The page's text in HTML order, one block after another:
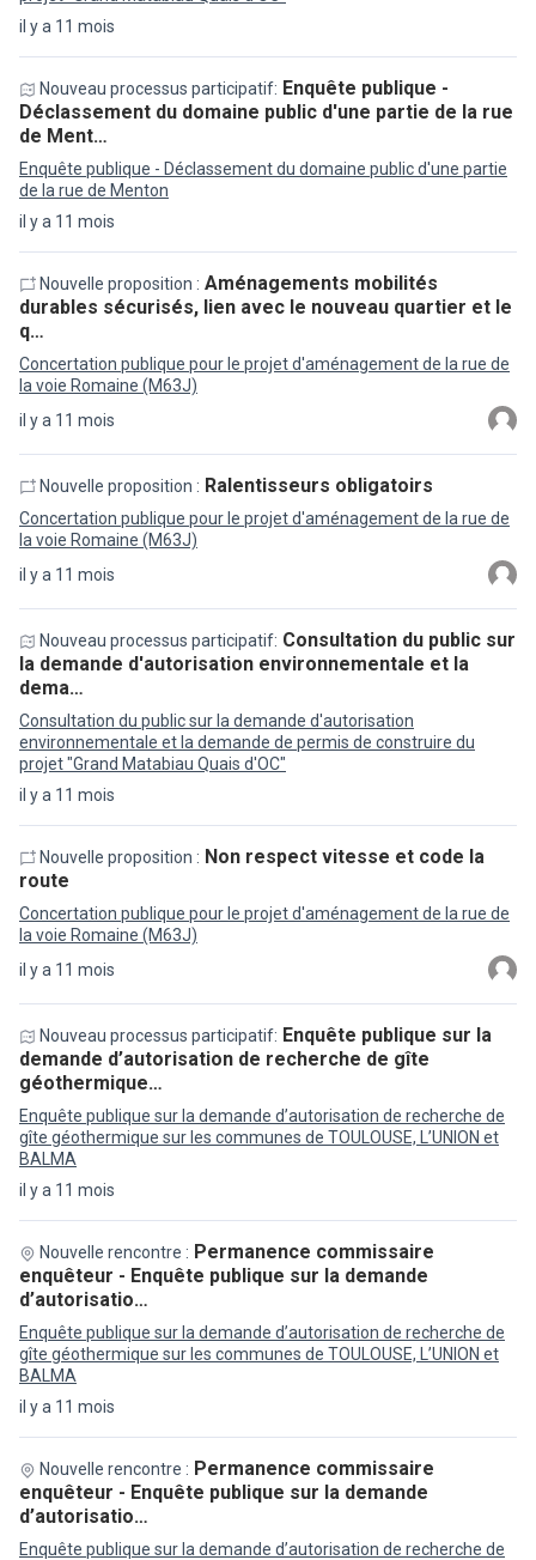
il y a 11 mois
il y a 11 mois
Nouveau processus participatif: Enquête publique -
Déclassement du domaine public d'une partie de la rue
de Ment…
Enquête publique - Déclassement du domaine public d'une partie
de la rue de Menton
il y a 11 mois
Nouvelle proposition : Aménagements mobilités
durables sécurisés, lien avec le nouveau quartier et le
q…
Concertation publique pour le projet d'aménagement de la rue de
la voie Romaine (M63J)
il y a 11 mois
Nouvelle proposition : Ralentisseurs obligatoirs
Concertation publique pour le projet d'aménagement de la rue de
la voie Romaine (M63J)
il y a 11 mois
Nouveau processus participatif: Consultation du public sur
la demande d'autorisation environnementale et la
dema…
Consultation du public sur la demande d'autorisation
environnementale et la demande de permis de construire du
projet "Grand Matabiau Quais d'OC"
il y a 11 mois
Nouvelle proposition : Non respect vitesse et code la
route
Concertation publique pour le projet d'aménagement de la rue de
la voie Romaine (M63J)
il y a 11 mois
Nouveau processus participatif: Enquête publique sur la
demande d’autorisation de recherche de gîte
géothermique…
Enquête publique sur la demande d’autorisation de recherche de
gîte géothermique sur les communes de TOULOUSE, L’UNION et
BALMA
il y a 11 mois
Nouvelle rencontre : Permanence commissaire
enquêteur - Enquête publique sur la demande
d’autorisatio…
Enquête publique sur la demande d’autorisation de recherche de
gîte géothermique sur les communes de TOULOUSE, L’UNION et
BALMA
Nouvelle rencontre : Permanence commissaire
enquêteur - Enquête publique sur la demande
d’autorisatio…
Enquête publique sur la demande d’autorisation de recherche de